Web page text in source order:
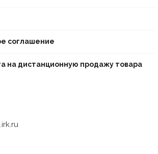
соглашение
на дистанционную продажу товара